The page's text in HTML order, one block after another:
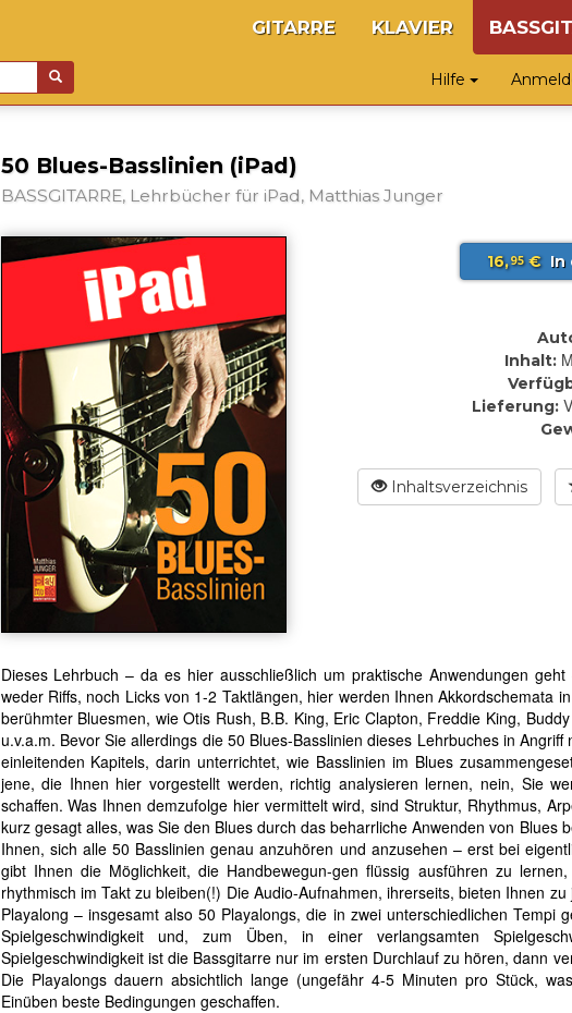
GITARRE KLAVIER
Hilfe
50 Blues-Basslinien (iPad)
BASSGITARRE, Lehrbücher für iPad, Matthias Junger
16,95€ In
Inhalt:
Lieferung:
Inhaltsverzeichnis
Dieses Lehrbuch – da es hier ausschließlich um praktische Anwendungen
weder Riffs, noch Licks von 1-2 Taktlängen, hier werden Ihnen Akkordschemata
berühmter Bluesmen, wie Otis Rush, B.B. King, Eric Clapton, Freddie King,
u.v.a.m. Bevor Sie allerdings die 50 Blues-Basslinien dieses Lehrbuches in
einleitenden Kapitels, darin unterrichtet, wie Basslinien im Blues
jene, die Ihnen hier vorgestellt werden, richtig analysieren lernen, nein, Sie
schaffen. Was Ihnen demzufolge hier vermittelt wird, sind Struktur, Rhythmus,
kurz gesagt alles, was Sie den Blues durch das beharrliche Anwenden von Blues
Ihnen, sich alle 50 Basslinien genau anzuhören und anzusehen – erst bei
gibt Ihnen die Möglichkeit, die Handbewegun-gen flüssig ausführen zu
rhythmisch im Takt zu bleiben(!) Die Audio-Aufnahmen, ihrerseits, bieten Ihnen
Playalong – insgesamt also 50 Playalongs, die in zwei unterschiedlichen Tempi
Spielgeschwindigkeit und, zum Üben, in einer verlangsamten
Spielgeschwindigkeit ist die Bassgitarre nur im ersten Durchlauf zu hören, dann
Die Playalongs dauern absichtlich lange (ungefähr 4-5 Minuten pro Stück,
Einüben beste Bedingungen geschaffen.